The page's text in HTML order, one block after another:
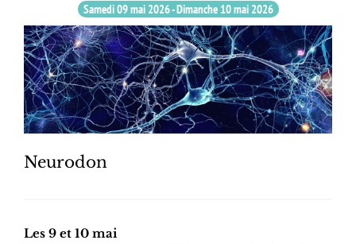
Samedi 09 mai 2026-Dimanche 10 mai 2026
Neurodon
Les 9 et 10 mai